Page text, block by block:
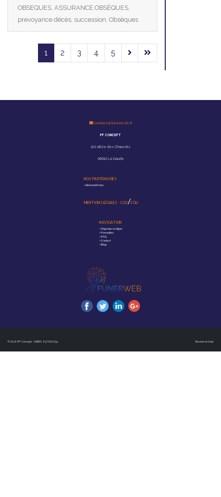
OBSEQUES, ASSURANCE OBSÈQUES,
prevoyance décès, succession, Obsèques
1 2 3 4 5
contact@funerweb.fr
PF CONCEPT
120 allée des Chauvets
06610 La Gaude
NOS PARTENAIRES
>Reforest'Action
MENTIONS LÉGALES - CGV/CGU
NAVIGATION
>Organisez en ligne
>Formalités
>FAQ
>Contact
>Blog
Revenir en haut
© 2018 PF Concept · SIREN : 837 600 634